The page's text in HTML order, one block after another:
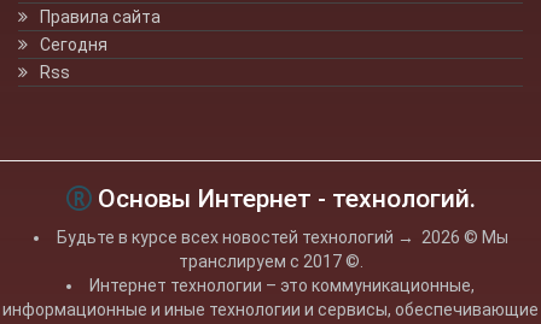
Правила сайта
Сегодня
Rss
Основы Интернет - технологий.
Будьте в курсе всех новостей технологий → 2026 © Мы
транслируем с 2017 ©.
Интернет технологии – это коммуникационные,
информационные и иные технологии и сервисы, обеспечивающие